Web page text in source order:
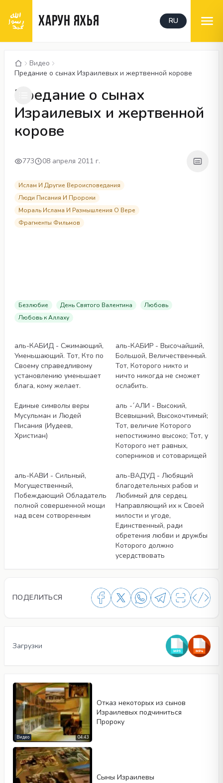
ХАРУН ЯХЬЯ RU
Видео
Предание о сынах Израилевых и жертвенной корове
CC 00:04 / 04:04
Предание о сынах
Израилевых и жертвенной
корове
773 08 апреля 2011 г.
Ислам И Другие Вероисповедания
Люди Писания И Пророки
Мораль Ислама И Размышления О Вере
Фрагменты Фильмов
Безлюбие День Святого Валентина
Любовь
Любовь к Аллаху
аль-КАБИД - Сжимающий,
Уменьшающий. Тот, Кто по
Своему справедливому
установлению уменьшает
блага, кому желает.
аль-КАБИР - Высочайший,
Большой, Величественный.
Тот, Которого никто и
ничто никогда не сможет
ослабить.
Единые символы веры
Мусульман и Людей
Писания (Иудеев,
Христиан)
аль -´АЛИ - Высокий,
Всевышний, Высокочтимый;
Тот, величие Которого
непостижимо высоко; Тот, у
Которого нет равных,
соперников и сотоварищей
аль-КАВИ - Сильный,
Могущественный,
Побеждающий Обладатель
полной совершенной мощи
над всем сотворенным
аль-ВАДУД - Любящий
благодетельных рабов и
Любимый для сердец.
Направляющий их к Своей
милости и угоде,
Единственный, ради
обретения любви и дружбы
Которого должно
усердствовать
ПОДЕЛИТЬСЯ
Тип видео
Загрузки
04:43
Видео
Отказ некоторых из сынов
Израилевых подчиниться
Пророку
Сыны Израилевы